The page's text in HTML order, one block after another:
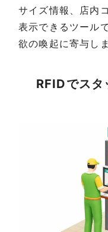
サイズ情報、店内
表示できるツール
欲の喚起に寄与しま
RFIDでスタ